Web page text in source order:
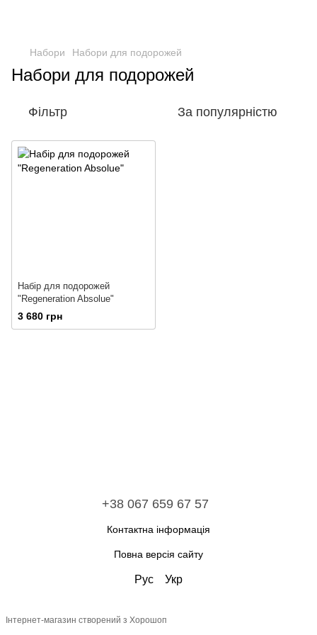
Набори Набори для подорожей
Набори для подорожей
Фільтр За популярністю
Набір для подорожей
"Regeneration Absolue"
3 680 грн
+38 067 659 67 57
Контактна інформація
Повна версія сайту
Рус Укр
Інтернет-магазин створений з Хорошоп